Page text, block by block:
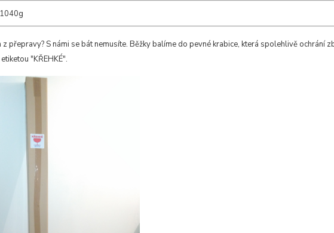
z přepravy? S námi se bát nemusíte. Běžky balíme do pevné krabice, která spolehlivě ochrání
"KŘEHKÉ".